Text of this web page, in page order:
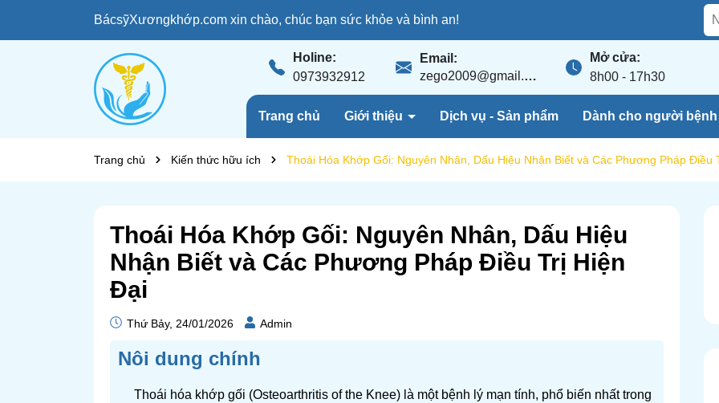
BácsỹXươngkhớp.com xin chào, chúc bạn sức khỏe và bình an!
Holine:
0973932912
Email:
zego2009@gmail.com
Mở cửa:
8h00 - 17h30
Trang chủ Giới thiệu Dịch vụ - Sản phẩm Dành cho người bệnh
Trang chủ Kiến thức hữu ích Thoái Hóa Khớp Gối: Nguyên Nhân, Dấu Hiệu Nhận Biết và Các Phương Pháp Điều
Thoái Hóa Khớp Gối: Nguyên Nhân, Dấu Hiệu
Nhận Biết và Các Phương Pháp Điều Trị Hiện
Đại
Thứ Bảy, 24/01/2026 Admin
Nôi dung chính
Thoái hóa khớp gối (Osteoarthritis of the Knee) là một bệnh lý mạn tính, phổ biến nhất trong